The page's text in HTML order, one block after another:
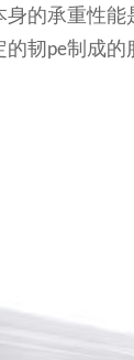
的承重性
的韧 pe制成的